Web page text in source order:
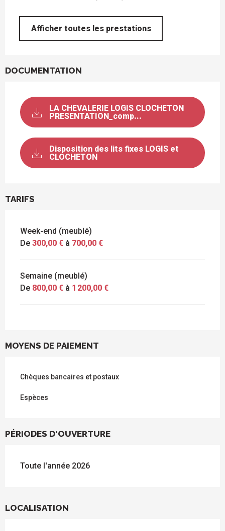
Afficher toutes les prestations
DOCUMENTATION
LA CHEVALERIE LOGIS CLOCHETON
PRESENTATION_comp...
Disposition des lits fixes LOGIS et
CLOCHETON
TARIFS
Week-end (meublé)
De 300,00 € à 700,00 €
Semaine (meublé)
De 800,00 € à 1 200,00 €
MOYENS DE PAIEMENT
Chèques bancaires et postaux
Espèces
PÉRIODES D'OUVERTURE
Toute l'année 2026
LOCALISATION